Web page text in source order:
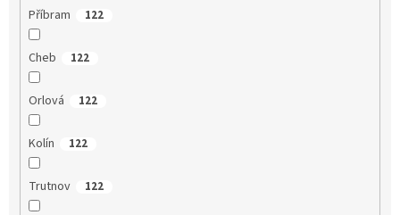
Příbram 122
Cheb 122
Orlová 122
Kolín 122
Trutnov 122